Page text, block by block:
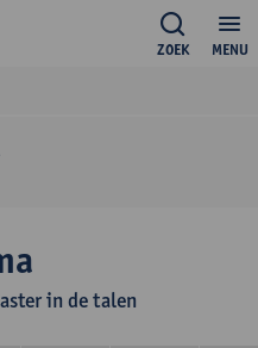
MENU
ZOEK
in de talen